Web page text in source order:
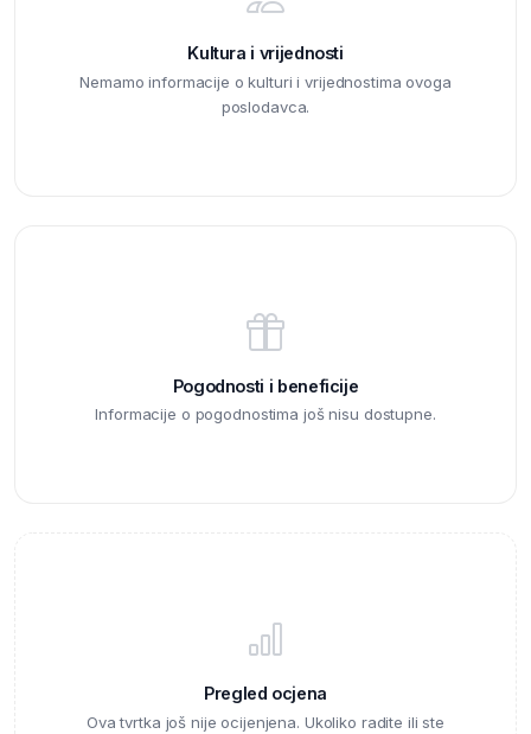
Kultura i vrijednosti
Nemamo informacije o kulturi i vrijednostima ovoga
poslodavca.
Pogodnosti i beneficije
Informacije o pogodnostima još nisu dostupne.
Pregled ocjena
Ova tvrtka još nije ocijenjena. Ukoliko radite ili ste